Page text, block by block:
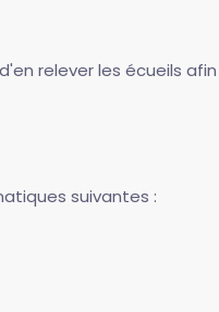
relever les écueils
suivantes :